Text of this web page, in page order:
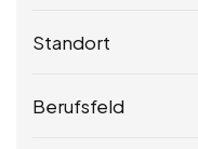
Standort
Berufsfeld